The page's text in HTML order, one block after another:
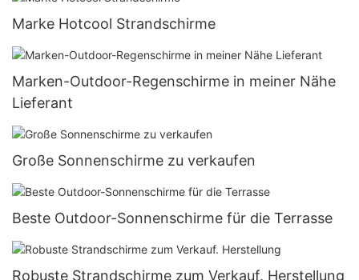
Marke Hotcool Strandschirme
Marken-Outdoor-Regenschirme in meiner Nähe
Lieferant
Große Sonnenschirme zu verkaufen
Beste Outdoor-Sonnenschirme für die Terrasse
Robuste Strandschirme zum Verkauf. Herstellung